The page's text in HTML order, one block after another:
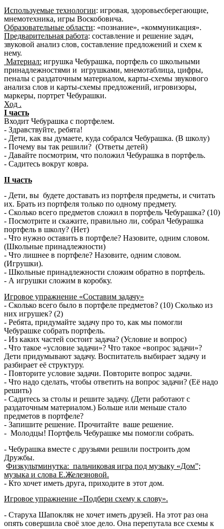
Используемые технологии: игровая, здоровьесберегающие,
мнемотехника, игры Воскобовича.
Образовательные области: «познание», «коммуникация».
Предварительная работа: составление и решение задач,
звуковой анализ слов, составление предложений и схем к
нему.
Материал: игрушка Чебурашка, портфель со школьными
принадлежностями и игрушками, мнемотаблица, цифры,
пеналы с раздаточным материалом, карты-схемы звукового
анализа слов и карты-схемы предложений, игровизоры,
маркеры, портрет Чебурашки.
Ход .
І часть
Входит Чебурашка с портфелем.
- Здравствуйте, ребята!
- Дети, как вы думаете, куда собрался Чебурашка. (В школу)
- Почему вы так решили? (Ответы детей)
- Давайте посмотрим, что положил Чебурашка в портфель.
- Садитесь вокруг ковра.
ІІ часть
- Дети, вы будете доставать из портфеля предметы, и считать
их. Брать из портфеля только по одному предмету.
- Сколько всего предметов сложил в портфель Чебурашка? (10)
- Посмотрите и скажите, правильно ли, собрал Чебурашка
портфель в школу? (Нет)
- Что нужно оставить в портфеле? Назовите, одним словом.
(Школьные принадлежности)
- Что лишнее в портфеле? Назовите, одним словом.
(Игрушки).
- Школьные принадлежности сложим обратно в портфель.
- А игрушки сложим в коробку.
Игровое упражнение «Составим задачу»
- Сколько всего было в портфеле предметов? (10) Сколько из
них игрушек? (2)
- Ребята, придумайте задачу про то, как мы помогли
Чебурашке собрать портфель.
- Из каких частей состоит задача? (Условие и вопрос)
- Что такое «условие задачи»? Что такое «вопрос задачи»?
Дети придумывают задачу. Воспитатель выбирает задачу и
разбирает её структуру.
- Повторите условие задачи. Повторите вопрос задачи.
- Что надо сделать, чтобы ответить на вопрос задачи? (Её надо
решить)
- Садитесь за столы и решите задачу. (Дети работают с
раздаточным материалом.) Больше или меньше стало
предметов в портфеле?
- Запишите решение. Прочитайте ваше решение.
- Молодцы! Портфель Чебурашке мы помогли собрать.
- Чебурашка вместе с друзьями решили построить дом
Дружбы.
Физкультминутка: пальчиковая игра под музыку «Дом”;
музыка и слова Е.Железновой.
- Кто хочет иметь друга, приходите в этот дом.
Игровое упражнение «Подбери схему к слову».
- Старуха Шапокляк не хочет иметь друзей. На этот раз она
опять совершила своё злое дело. Она перепутала все схемы к